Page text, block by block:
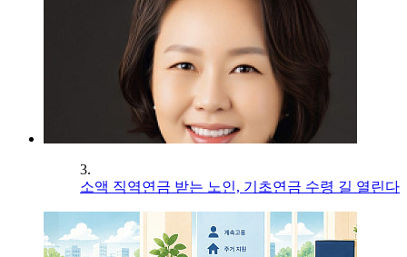
3.
소액 직역연금 받는 노인, 기초연금 수령 길 열린다